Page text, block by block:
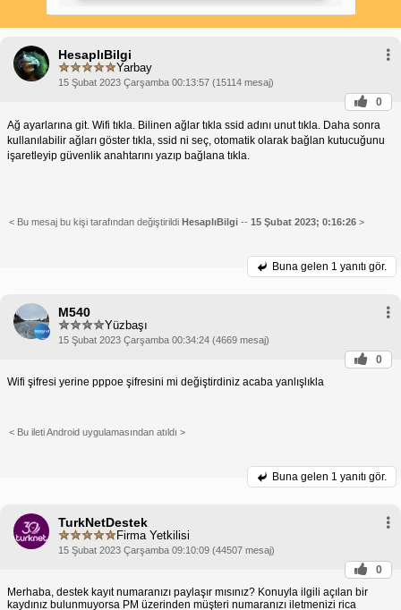
yapması gerektiği anlamına gelir.
"Yetkilendirme Gerekiyor" Hatasının Nedenleri
yerlerde bulunan Wi-Fi ağları, güvenlik önlemleri
nedeniyle bir şifre gerektirir.
MAC Adresi Filtreleme:Bazı yönlendiriciler,
yalnızca yetkili MAC adreslerine sahip cihazlara
sitelerine erişimi kısıtlayan web sitesi filtreleme
sistemleri kullanır ve bu da yetkilendirme
gerektirebilir.
Cihazının Wi-Fi ayarlarına git ve şifreyi gir.
ayarlarına eriş ve
cihazının MAC adresini beyaz listeye ekle.
Web Sitesi Filtrelemeyi Devre Dışı Bırak:
yöneticisiyle iletişime geç ve web sitesi
filtrelemesini geçici olarak devre dışı bırakmasını
etmeni sağlar.
tekrar aç.
İnternet Sağlayıcınla İletişime Geç:Yukarıdaki
geç.
Yetkilendirme hatasının kaynağını belirlemelerine
ve çözmelerine yardımcı olabilirler.
kurabilir ve çevrimiçi dünyaya erişebilirsin.
HesaplıBilgi
Yarbay
15 Şubat 2023 Çarşamba 00:13:57 (15114 mesaj)
0
Ağ ayarlarına git. Wifi tıkla. Bilinen ağlar tıkla ssid adını unut tıkla. Daha sonra
kullanılabilir ağları göster tıkla, ssid ni seç, otomatik olarak bağlan kutucuğunu
işaretleyip güvenlik anahtarını yazıp bağlana tıkla.
< Bu mesaj bu kişi tarafından değiştirildi HesaplıBilgi -- 15 Şubat 2023; 0:16:26 >
Buna gelen 1 yanıtı gör.
M540
Yüzbaşı
15 Şubat 2023 Çarşamba 00:34:24 (4669 mesaj)
0
Wifi şifresi yerine pppoe şifresini mi değiştirdiniz acaba yanlışlıkla
< Bu ileti Android uygulamasından atıldı >
Buna gelen 1 yanıtı gör.
TurkNetDestek
Firma Yetkilisi
15 Şubat 2023 Çarşamba 09:10:09 (44507 mesaj)
0
Merhaba, destek kayıt numaranızı paylaşır mısınız? Konuyla ilgili açılan bir
kaydınız bulunmuyorsa PM üzerinden müşteri numaranızı iletmenizi rica